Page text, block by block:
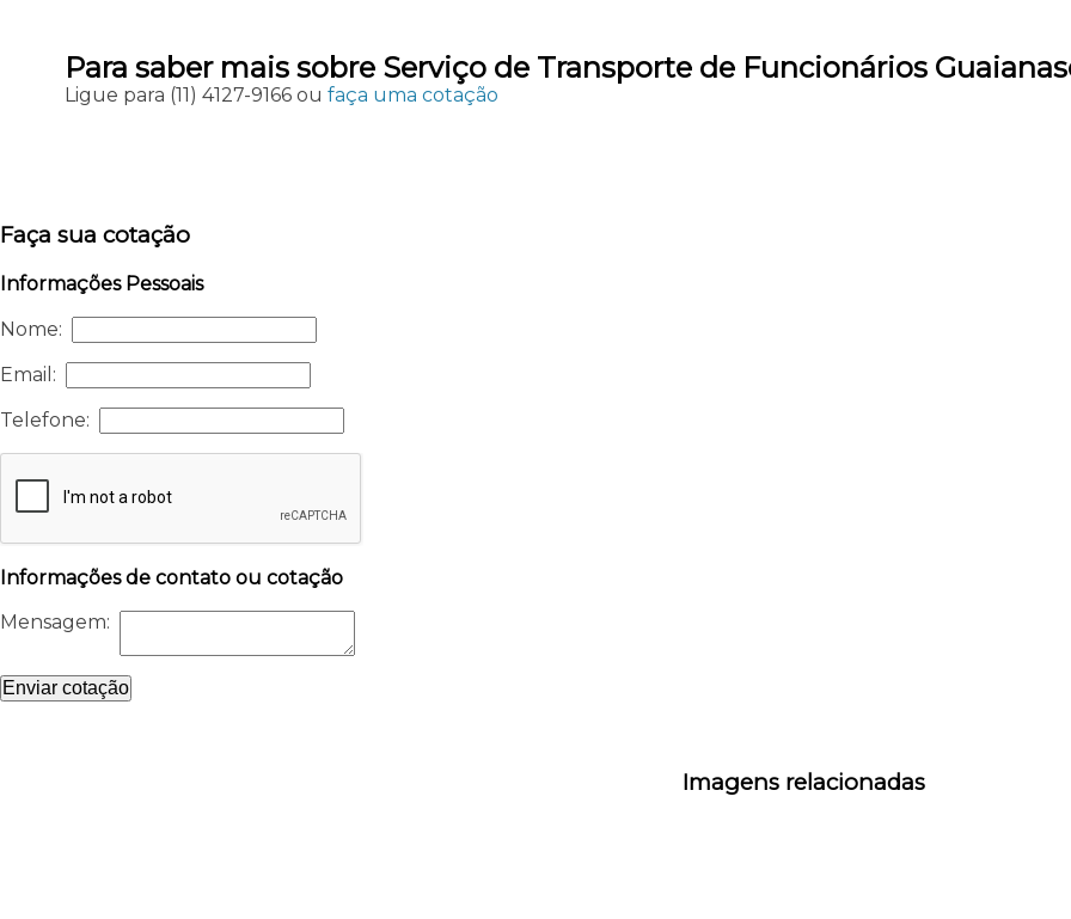
Para saber mais sobre Serviço de Transporte de Funcionários
Ligue para (11) 4127-9166ou faça uma cotação
Faça sua cotação
Informações Pessoais
Nome:
Email:
Telefone:
Informações de contato ou cotação
Mensagem:
Enviar cotação
Imagens relacionadas